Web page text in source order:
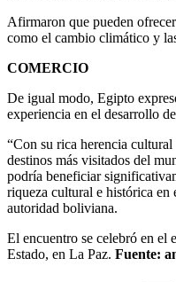
Afirmaron que pueden
como el cambio climático y
COMERCIO
De igual modo, Egipto
experiencia en el desarrollo
“Con su rica herencia
destinos más visitados del
podría beneficiar
riqueza cultural e histórica en
autoridad boliviana.
El encuentro se celebró en el
Estado, en La Paz. Fuente: